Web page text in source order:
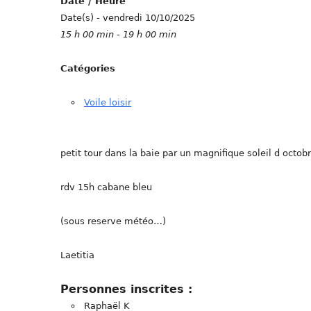
Date(s) - vendredi 10/10/2025
15 h 00 min - 19 h 00 min
Catégories
Voile loisir
petit tour dans la baie par un magnifique soleil d
rdv 15h cabane bleu
(sous reserve météo…)
Laetitia
Personnes inscrites :
Raphaël K